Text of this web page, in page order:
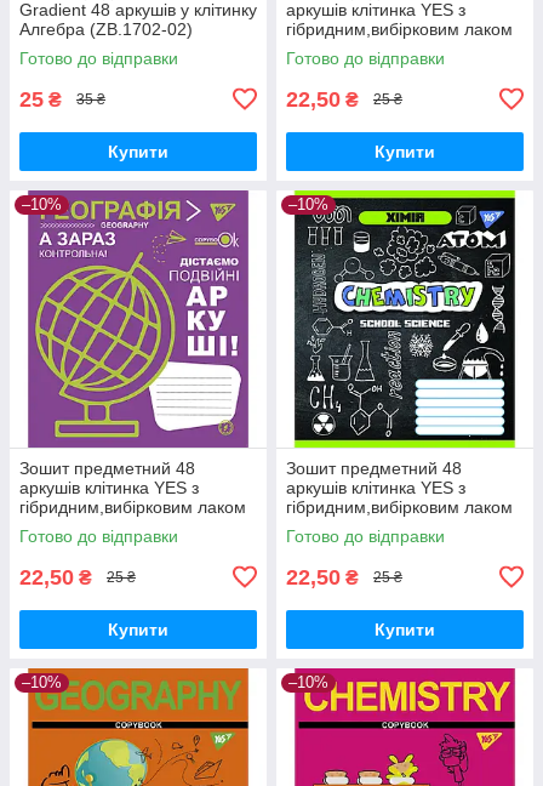
Gradient 48 аркушів у клітинку
Алгебра (ZB.1702-02)
Готово до відправки
25 ₴ 35 ₴
Купити
аркушів клітинка YES з
гібридним,вибірковим лаком
БІОЛОГІЯ (Cool school
subjects)
Готово до відправки
22,50 ₴ 25 ₴
Купити
–10%
Зошит предметний 48
аркушів клітинка YES з
гібридним,вибірковим лаком
ГЕОГРАФІЯ (Fun school
subjects)
Готово до відправки
22,50 ₴ 25 ₴
Купити
–10%
Зошит предметний 48
аркушів клітинка YES з
гібридним,вибірковим лаком
ХІМІЯ (Doodle board)
Готово до відправки
22,50 ₴ 25 ₴
Купити
–10% –10%